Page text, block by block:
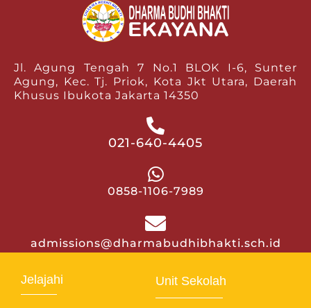
Jl. Agung Tengah 7 No.1 BLOK I-6, Sunter
Agung, Kec. Tj. Priok, Kota Jkt Utara, Daerah
Khusus Ibukota Jakarta 14350
021-640-4405
0858-1106-7989
admissions@dharmabudhibhakti.sch.id
Jelajahi Unit Sekolah